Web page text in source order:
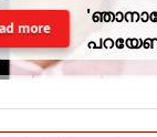
more